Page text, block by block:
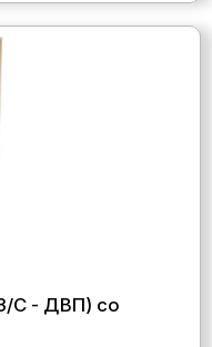
C - ДВП) со